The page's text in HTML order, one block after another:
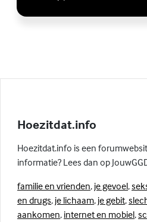
Hoezitdat.info
Hoezitdat.info is een
informatie? Lees dan op
familie en vrienden, je gevoel,
en drugs, je lichaam, je gebit,
aankomen, internet en mobiel,